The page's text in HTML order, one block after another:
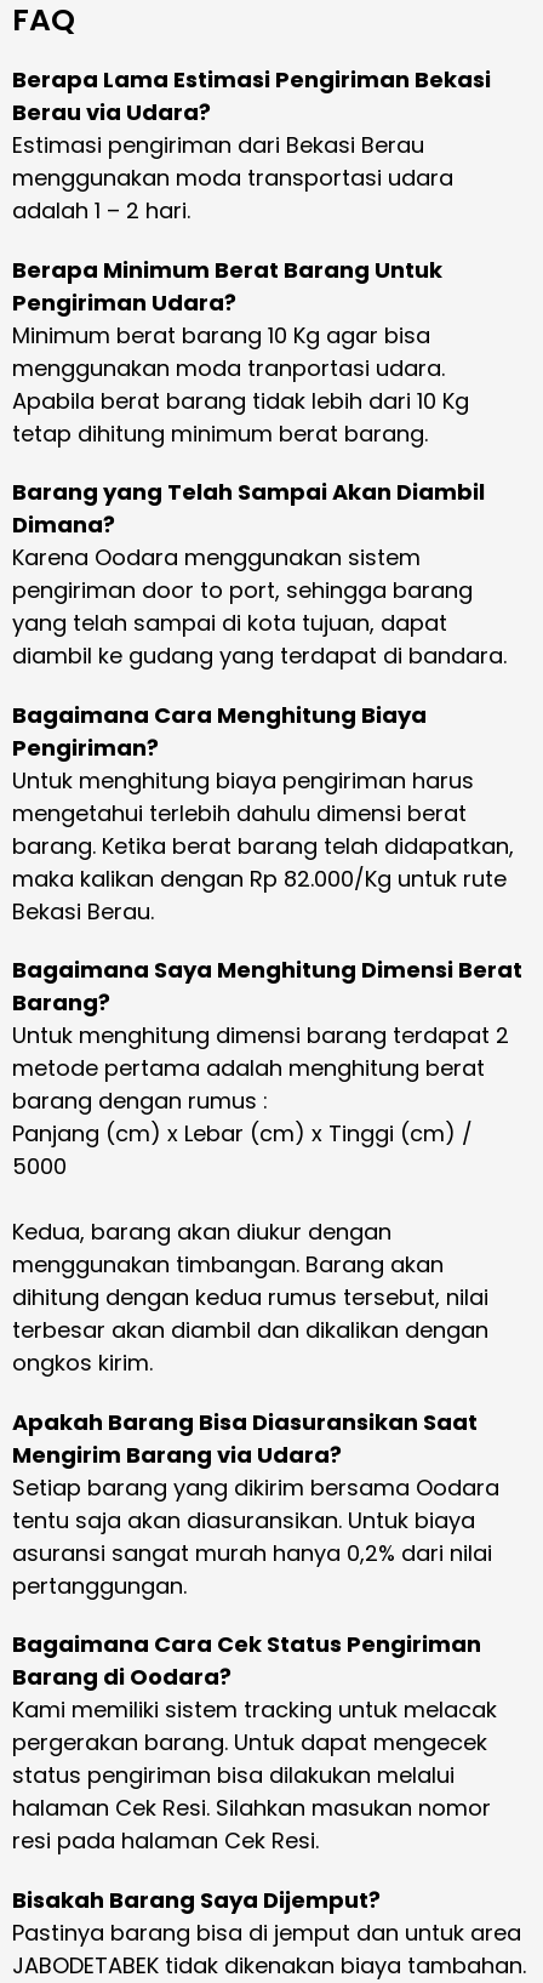
FAQ
Berapa Lama Estimasi Pengiriman Bekasi
Berau via Udara?
Estimasi pengiriman dari Bekasi Berau
menggunakan moda transportasi udara
adalah 1 – 2 hari.
Berapa Minimum Berat Barang Untuk
Pengiriman Udara?
Minimum berat barang 10 Kg agar bisa
menggunakan moda tranportasi udara.
Apabila berat barang tidak lebih dari 10 Kg
tetap dihitung minimum berat barang.
Barang yang Telah Sampai Akan Diambil
Dimana?
Karena Oodara menggunakan sistem
pengiriman door to port, sehingga barang
yang telah sampai di kota tujuan, dapat
diambil ke gudang yang terdapat di bandara.
Bagaimana Cara Menghitung Biaya
Pengiriman?
Untuk menghitung biaya pengiriman harus
mengetahui terlebih dahulu dimensi berat
barang. Ketika berat barang telah didapatkan,
maka kalikan dengan Rp 82.000/Kg untuk rute
Bekasi Berau.
Bagaimana Saya Menghitung Dimensi Berat
Barang?
Untuk menghitung dimensi barang terdapat 2
metode pertama adalah menghitung berat
barang dengan rumus :
Panjang (cm) x Lebar (cm) x Tinggi (cm) /
5000
Kedua, barang akan diukur dengan
menggunakan timbangan. Barang akan
dihitung dengan kedua rumus tersebut, nilai
terbesar akan diambil dan dikalikan dengan
ongkos kirim.
Apakah Barang Bisa Diasuransikan Saat
Mengirim Barang via Udara?
Setiap barang yang dikirim bersama Oodara
tentu saja akan diasuransikan. Untuk biaya
asuransi sangat murah hanya 0,2% dari nilai
pertanggungan.
Bagaimana Cara Cek Status Pengiriman
Barang di Oodara?
Kami memiliki sistem tracking untuk melacak
pergerakan barang. Untuk dapat mengecek
status pengiriman bisa dilakukan melalui
halaman Cek Resi. Silahkan masukan nomor
resi pada halaman Cek Resi.
Bisakah Barang Saya Dijemput?
Pastinya barang bisa di jemput dan untuk area
JABODETABEK tidak dikenakan biaya tambahan.